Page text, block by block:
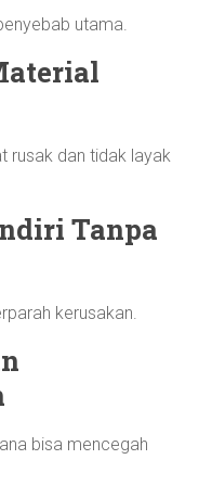
utama.
rusak dan tidak layak
Tanpa
kerusakan.
bisa mencegah